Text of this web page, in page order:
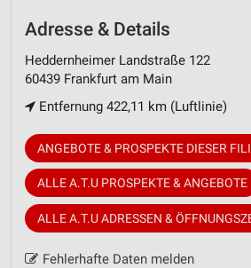
Adresse & Details
Heddernheimer Landstraße 122
60439 Frankfurt am Main
Entfernung 422,11 km (Luftlinie)
ANGEBOTE & PROSPEKTE DIESER
ALLE A.T.U PROSPEKTE & ANGEBOTE
ALLE A.T.U ADRESSEN &
Fehlerhafte Daten melden